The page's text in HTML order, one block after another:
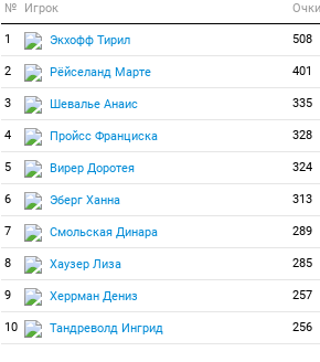
№ Игрок Очки
1 Экхофф Тирил 508
2 Рёйселанд Марте 401
3 Шевалье Анаис 335
4 Пройсс Франциска 328
5 Вирер Доротея 324
6 Эберг Ханна 313
7 Смольская Динара 289
8 Хаузер Лиза 285
9 Херрман Дениз 257
10 Тандреволд Ингрид 256